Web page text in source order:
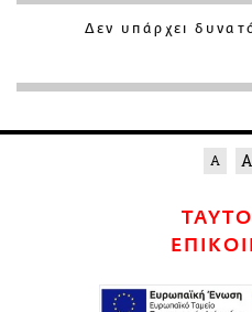
Δεν υπάρχει